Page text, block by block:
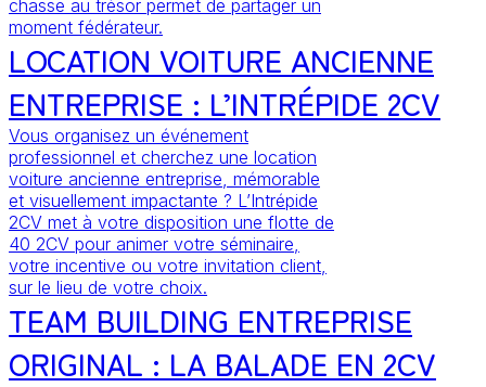
chasse au trésor permet de partager un
moment fédérateur.
LOCATION VOITURE ANCIENNE
ENTREPRISE : L’INTRÉPIDE 2CV
Vous organisez un événement
professionnel et cherchez une location
voiture ancienne entreprise, mémorable
et visuellement impactante ? L’Intrépide
2CV met à votre disposition une flotte de
40 2CV pour animer votre séminaire,
votre incentive ou votre invitation client,
sur le lieu de votre choix.
TEAM BUILDING ENTREPRISE
ORIGINAL : LA BALADE EN 2CV